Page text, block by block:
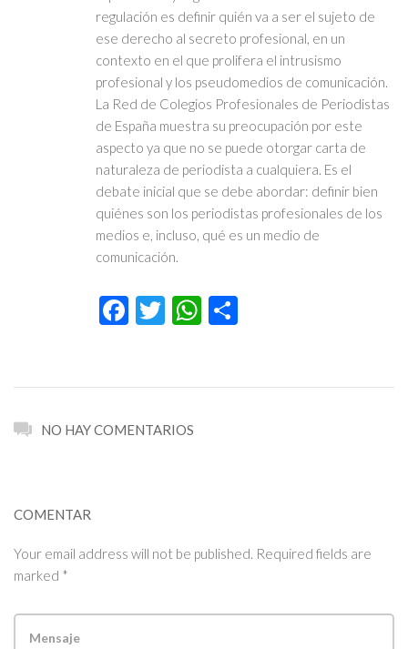
regulación es definir quién va a ser el sujeto de
ese derecho al secreto profesional, en un
contexto en el que prolifera el intrusismo
profesional y los pseudomedios de comunicación.
La Red de Colegios Profesionales de Periodistas
de España muestra su preocupación por este
aspecto ya que no se puede otorgar carta de
naturaleza de periodista a cualquiera. Es el
debate inicial que se debe abordar: definir bien
quiénes son los periodistas profesionales de los
medios e, incluso, qué es un medio de
comunicación.
Facebook
TwitterWhatsApp
NO HAY COMENTARIOS
COMENTAR
Your email address will not be published. Required fields are
marked *